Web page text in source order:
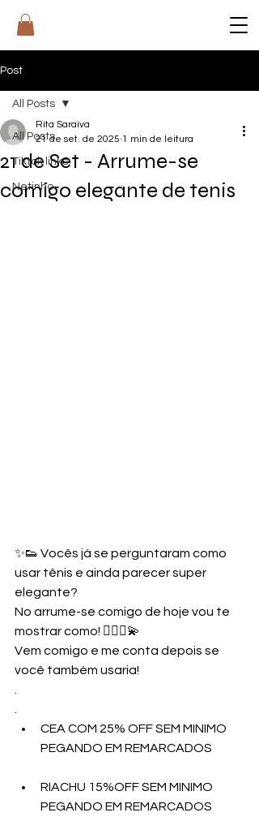
RIT
Post
All Posts
Tiktok links
Netinho
All Posts
21 de Set - Arrume-se
comigo elegante de tenis
Rita Saraiva
21 de set. de 2025 1 min de leitura
✨👟 Vocês já se perguntaram como
usar tênis e ainda parecer super
elegante?
No arrume-se comigo de hoje vou te
mostrar como! 💁🏻‍♀️💫
Vem comigo e me conta depois se
você também usaria!
CEA COM 25% OFF SEM MINIMO
PEGANDO EM REMARCADOS
RIACHU 15%OFF SEM MINIMO
PEGANDO EM REMARCADOS